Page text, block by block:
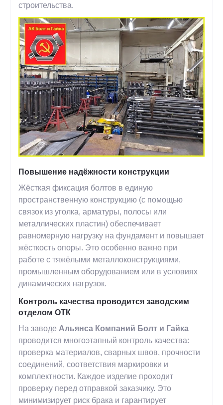
строительства.
Повышение надёжности конструкции
Жёсткая фиксация болтов в единую
пространственную конструкцию (с помощью
связок из уголка, арматуры, полосы или
металлических пластин) обеспечивает
равномерную нагрузку на фундамент и повышает
жёсткость опоры. Это особенно важно при
работе с тяжёлыми металлоконструкциями,
промышленным оборудованием или в условиях
динамических нагрузок.
Контроль качества проводится заводским
отделом ОТК
На заводе Альянса Компаний Болт и Гайка
проводится многоэтапный контроль качества:
проверка материалов, сварных швов, прочности
соединений, соответствия маркировки и
комплектности. Каждое изделие проходит
проверку перед отправкой заказчику. Это
минимизирует риск брака и гарантирует